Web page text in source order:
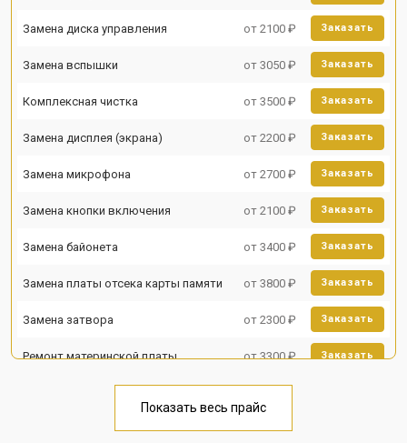
Замена диска управления от 2100 ₽ Заказать
Замена вспышки от 3050 ₽ Заказать
Комплексная чистка от 3500 ₽ Заказать
Замена дисплея (экрана) от 2200 ₽ Заказать
Замена микрофона от 2700 ₽ Заказать
Замена кнопки включения от 2100 ₽ Заказать
Замена байонета от 3400 ₽ Заказать
Замена платы отсека карты памяти от 3800 ₽ Заказать
Замена затвора от 2300 ₽ Заказать
Ремонт материнской платы от 3300 ₽ Заказать
Показать весь прайс